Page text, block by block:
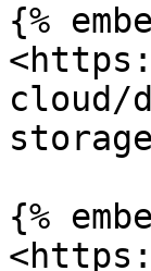
{%
cloud/
{%